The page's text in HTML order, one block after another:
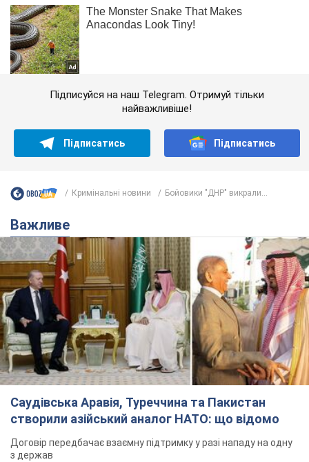
Підписуйся на наш Telegram. Отримуй тільки
найважливіше!
Підписатись Підписатись
Кримінальні новини Бойовики "ДНР" викрали...
Важливе
Саудівська Аравія, Туреччина та Пакистан
створили азійський аналог НАТО: що відомо
Договір передбачає взаємну підтримку у разі нападу на одну
з держав